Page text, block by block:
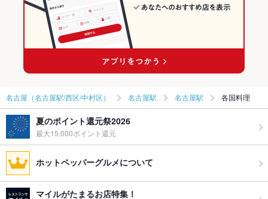
名古屋（名古屋駅/西区/中村区） 名古屋駅 名古屋駅 各国料理
夏のポイント還元祭2026
最大15,000ポイント還元
ホットペッパーグルメについて
マイルがたまるお店特集！